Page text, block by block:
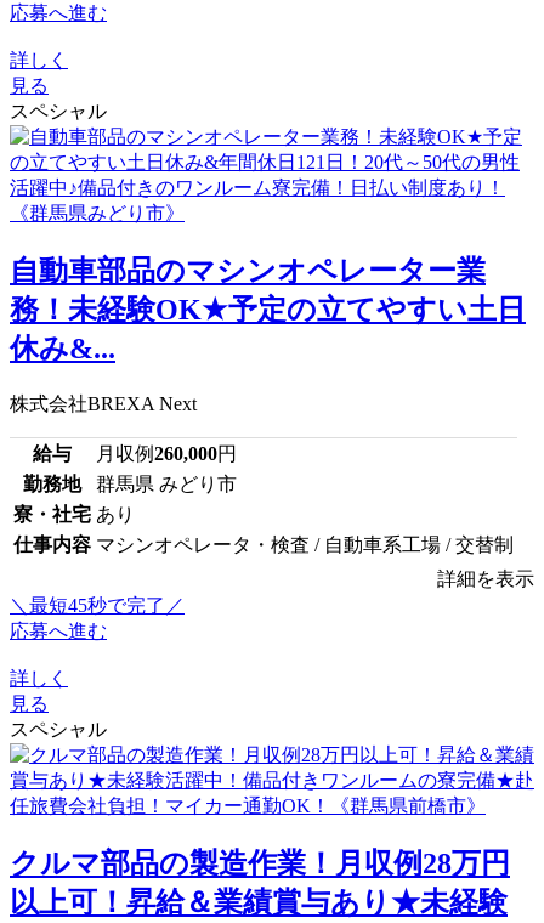
応募へ進む
詳しく
見る
スペシャル
自動車部品のマシンオペレーター業
務！未経験OK★予定の立てやすい土日
休み&...
株式会社BREXA Next
給与 月収例260,000円
勤務地
群馬県 みどり市
寮・社宅 あり
仕事内容 マシンオペレータ・検査 / 自動車系工場 / 交替制
詳細を表示
＼最短45秒で完了／
応募へ進む
詳しく
見る
スペシャル
クルマ部品の製造作業！月収例28万円
以上可！昇給＆業績賞与あり★未経験